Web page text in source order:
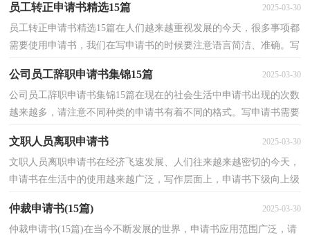
员工转正申请书精选15篇 2025-03-30
员工转正申请书精选15篇在人们越来越重视发展的今天，很多事项都
需要使用申请书，我们在写申请书的时候要注意语言简洁、准确。写
公司员工辞职申请书集锦15篇 2025-03-30
公司员工辞职申请书集锦15篇在现在的社会生活中申请书出现的次数
越来越多，请注意不同种类的申请书有着不同的格式。写申请书需要
文职人员离职申请书 2025-03-30
文职人员离职申请书在经济飞速发展、人们往来越来越密切的今天，
申请书在生活中的使用越来越广泛，写作层面上，申请书下级向上级
仲裁申请书(15篇) 2025-03-30
仲裁申请书(15篇)在当今不断发展的世界，申请书应用范围广泛，请